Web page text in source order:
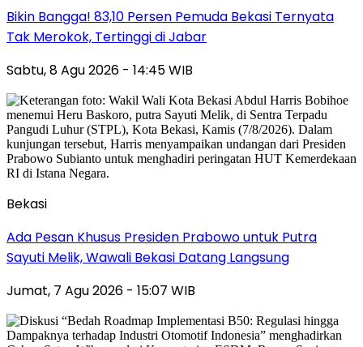
Bikin Bangga! 83,10 Persen Pemuda Bekasi Ternyata
Tak Merokok, Tertinggi di Jabar
Sabtu, 8 Agu 2026 - 14:45 WIB
Bekasi
Ada Pesan Khusus Presiden Prabowo untuk Putra
Sayuti Melik, Wawali Bekasi Datang Langsung
Jumat, 7 Agu 2026 - 15:07 WIB